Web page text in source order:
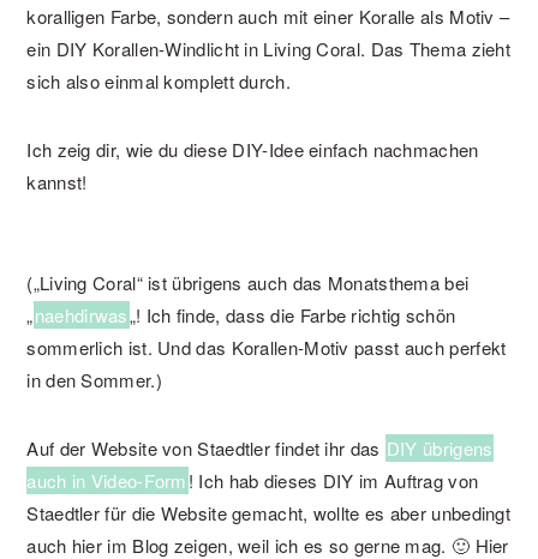
koralligen Farbe, sondern auch mit einer Koralle als Motiv –
ein DIY Korallen-Windlicht in Living Coral. Das Thema zieht
sich also einmal komplett durch.
Ich zeig dir, wie du diese DIY-Idee einfach nachmachen
kannst!
(„Living Coral“ ist übrigens auch das Monatsthema bei
„naehdirwas„! Ich finde, dass die Farbe richtig schön
sommerlich ist. Und das Korallen-Motiv passt auch perfekt
in den Sommer.)
Auf der Website von Staedtler findet ihr das DIY übrigens
auch in Video-Form! Ich hab dieses DIY im Auftrag von
Staedtler für die Website gemacht, wollte es aber unbedingt
auch hier im Blog zeigen, weil ich es so gerne mag. 🙂 Hier